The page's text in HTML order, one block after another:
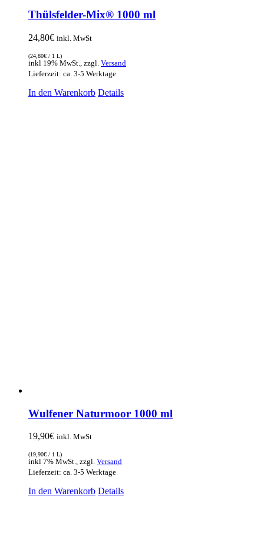
Thülsfelder-Mix® 1000 ml
24,80€ inkl. MwSt
(24,80€ / 1 L)
inkl 19% MwSt., zzgl. Versand
Lieferzeit: ca. 3-5 Werktage
In den Warenkorb Details
Wulfener Naturmoor 1000 ml
19,90€ inkl. MwSt
(19,90€ / 1 L)
inkl 7% MwSt., zzgl. Versand
Lieferzeit: ca. 3-5 Werktage
In den Warenkorb Details